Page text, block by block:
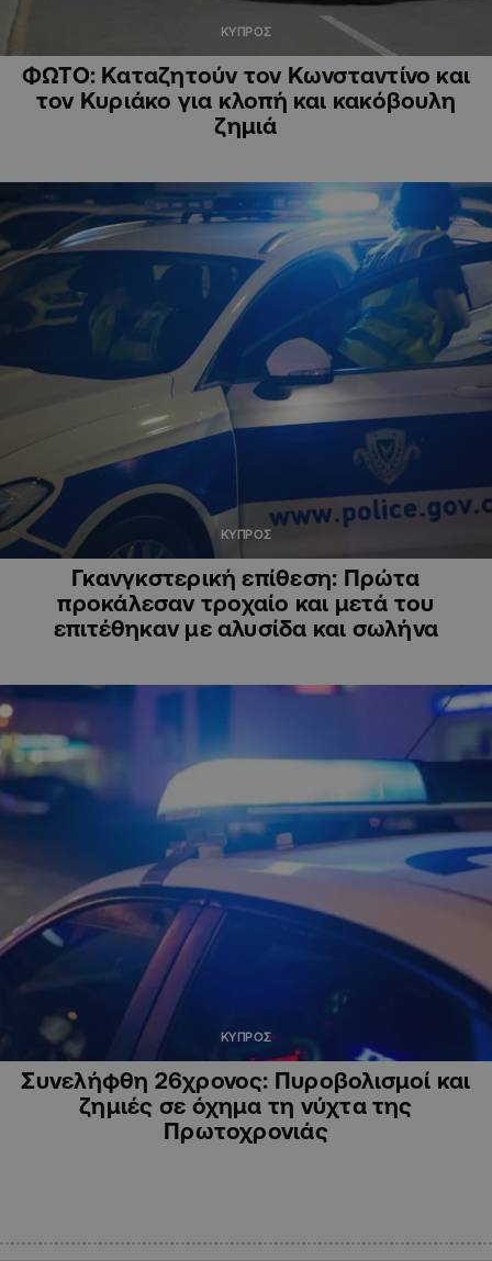
ΚΥΠΡΟΣ
ΦΩΤΟ: Καταζητούν τον Κωνσταντίνο και
τον Κυριάκο για κλοπή και κακόβουλη
ζημιά
ΚΥΠΡΟΣ
Γκανγκστερική επίθεση: Πρώτα
προκάλεσαν τροχαίο και μετά του
επιτέθηκαν με αλυσίδα και σωλήνα
ΚΥΠΡΟΣ
Συνελήφθη 26χρονος: Πυροβολισμοί και
ζημιές σε όχημα τη νύχτα της
Πρωτοχρονιάς